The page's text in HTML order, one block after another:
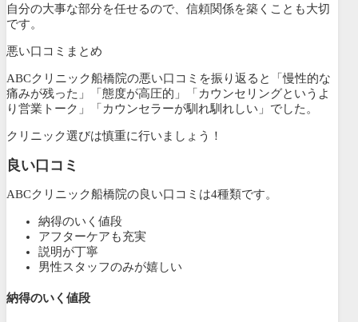
自分の大事な部分を任せるので、信頼関係を築くことも大切
です。
悪い口コミまとめ
ABCクリニック船橋院の悪い口コミを振り返ると「慢性的な
痛みが残った」「態度が高圧的」「カウンセリングというよ
り営業トーク」「カウンセラーが馴れ馴れしい」でした。
クリニック選びは慎重に行いましょう！
良い口コミ
ABCクリニック船橋院の良い口コミは4種類です。
納得のいく値段
アフターケアも充実
説明が丁寧
男性スタッフのみが嬉しい
納得のいく値段